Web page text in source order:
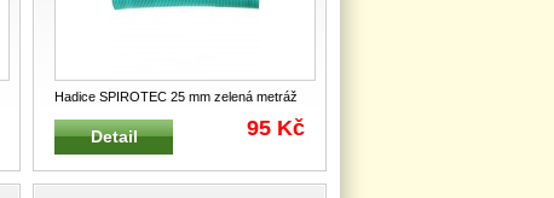
Hadice SPIROTEC 25 mm zelená metráž
6004 ZE 25 Flexibilní hadice
Detail 95 Kč